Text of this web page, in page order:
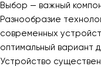
Выбор — важный
Разнообразие
современных
оптимальный вариант
Устройство